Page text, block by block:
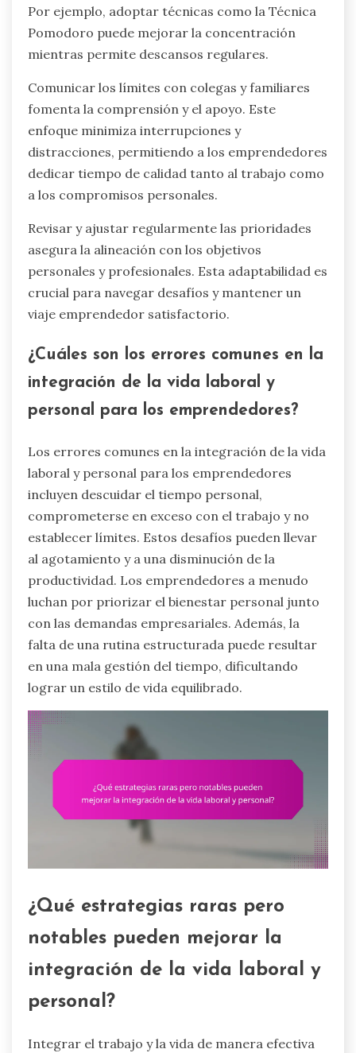
Por ejemplo, adoptar técnicas como la Técnica
Pomodoro puede mejorar la concentración
mientras permite descansos regulares.
Comunicar los límites con colegas y familiares
fomenta la comprensión y el apoyo. Este
enfoque minimiza interrupciones y
distracciones, permitiendo a los emprendedores
dedicar tiempo de calidad tanto al trabajo como
a los compromisos personales.
Revisar y ajustar regularmente las prioridades
asegura la alineación con los objetivos
personales y profesionales. Esta adaptabilidad es
crucial para navegar desafíos y mantener un
viaje emprendedor satisfactorio.
¿Cuáles son los errores comunes en la
integración de la vida laboral y
personal para los emprendedores?
Los errores comunes en la integración de la vida
laboral y personal para los emprendedores
incluyen descuidar el tiempo personal,
comprometerse en exceso con el trabajo y no
establecer límites. Estos desafíos pueden llevar
al agotamiento y a una disminución de la
productividad. Los emprendedores a menudo
luchan por priorizar el bienestar personal junto
con las demandas empresariales. Además, la
falta de una rutina estructurada puede resultar
en una mala gestión del tiempo, dificultando
lograr un estilo de vida equilibrado.
¿Qué estrategias raras pero
notables pueden mejorar la
integración de la vida laboral y
personal?
Integrar el trabajo y la vida de manera efectiva